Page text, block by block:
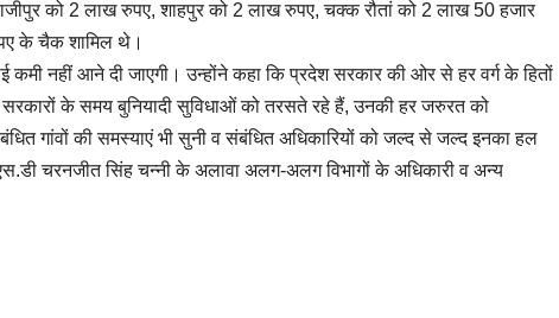
को 2 लाख रुपए, शाहपुर को 2 लाख रुपए, चक्क रौतां को 2 लाख 50 हजार
के चैक शामिल थे।
कमी नहीं आने दी जाएगी। उन्होंने कहा कि प्रदेश सरकार की ओर से हर वर्ग के हितों
के समय बुनियादी सुविधाओं को तरसते रहे हैं, उनकी हर जरुरत को
गांवों की समस्याएं भी सुनी व संबंधित अधिकारियों को जल्द से जल्द इनका हल
चरनजीत सिंह चन्नी के अलावा अलग-अलग विभागों के अधिकारी व अन्य